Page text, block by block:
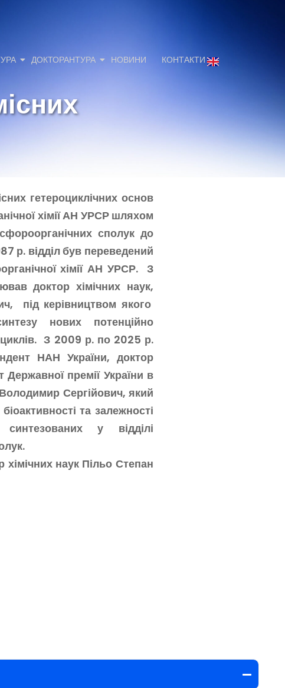
ДОКТОРАНТУРА НОВИНИ КОНТАКТИ
гетероциклічних основ
хімії АН УРСР шляхом
сполук до
р. відділ був переведений
хімії АН УРСР. З
доктор хімічних наук,
під керівництвом якого
нових потенційно
З 2009 р. по 2025 р.
НАН України, доктор
премії України в
Сергійович, який
та залежності
синтезованих у відділі
наук Пільо Степан